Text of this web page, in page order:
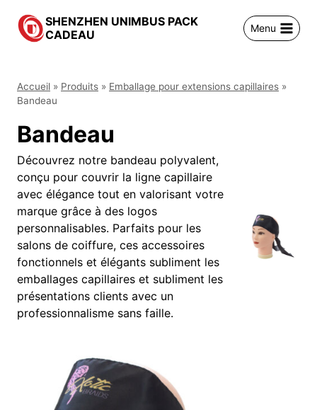
SHENZHEN UNIMBUS PACK
CADEAU
Menu
Accueil » Produits » Emballage pour extensions capillaires »
Bandeau
Bandeau
Découvrez notre bandeau polyvalent,
conçu pour couvrir la ligne capillaire
avec élégance tout en valorisant votre
marque grâce à des logos
personnalisables. Parfaits pour les
salons de coiffure, ces accessoires
fonctionnels et élégants subliment les
emballages capillaires et subliment les
présentations clients avec un
professionnalisme sans faille.